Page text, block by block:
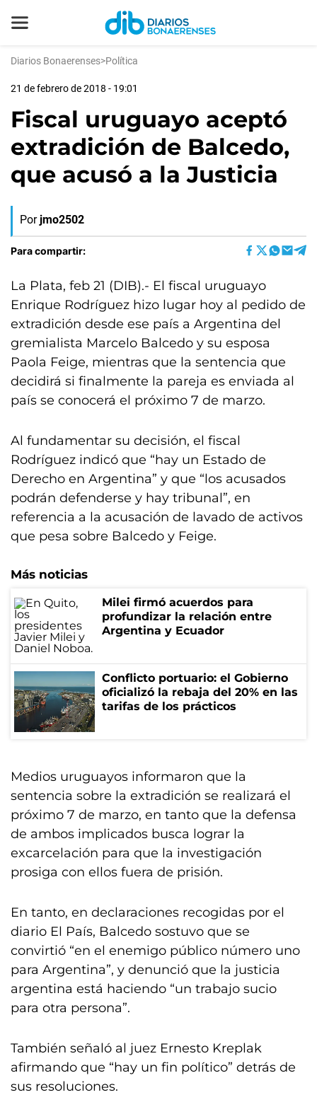
Diarios Bonaerenses>Política
21 de febrero de 2018 - 19:01
Fiscal uruguayo aceptó
extradición de Balcedo,
que acusó a la Justicia
Por jmo2502
Para compartir:
La Plata, feb 21 (DIB).- El fiscal uruguayo
Enrique Rodríguez hizo lugar hoy al pedido de
extradición desde ese país a Argentina del
gremialista Marcelo Balcedo y su esposa
Paola Feige, mientras que la sentencia que
decidirá si finalmente la pareja es enviada al
país se conocerá el próximo 7 de marzo.
Al fundamentar su decisión, el fiscal
Rodríguez indicó que “hay un Estado de
Derecho en Argentina” y que “los acusados
podrán defenderse y hay tribunal”, en
referencia a la acusación de lavado de activos
que pesa sobre Balcedo y Feige.
Más noticias
Milei firmó acuerdos para
profundizar la relación entre
Argentina y Ecuador
Conflicto portuario: el Gobierno
oficializó la rebaja del 20% en las
tarifas de los prácticos
Medios uruguayos informaron que la
sentencia sobre la extradición se realizará el
próximo 7 de marzo, en tanto que la defensa
de ambos implicados busca lograr la
excarcelación para que la investigación
prosiga con ellos fuera de prisión.
En tanto, en declaraciones recogidas por el
diario El País, Balcedo sostuvo que se
convirtió “en el enemigo público número uno
para Argentina”, y denunció que la justicia
argentina está haciendo “un trabajo sucio
para otra persona”.
También señaló al juez Ernesto Kreplak
afirmando que “hay un fin político” detrás de
sus resoluciones.